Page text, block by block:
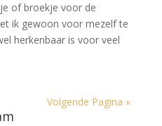
of broekje voor de
ik gewoon voor mezelf te
herkenbaar is voor veel
Volgende Pagina »